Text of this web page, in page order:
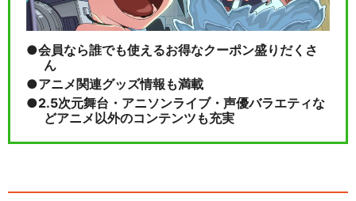
会員なら誰でも使えるお得なクーポン盛りだくさ
ん
アニメ関連グッズ情報も満載
2.5次元舞台・アニソンライブ・声優バラエティな
どアニメ以外のコンテンツも充実